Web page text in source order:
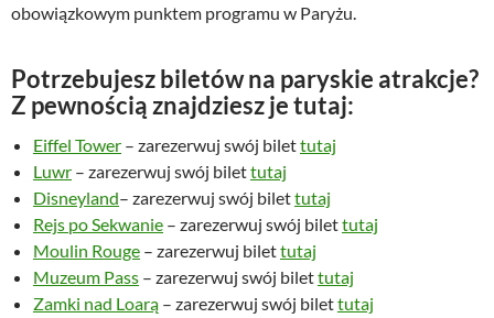
obowiązkowym punktem programu w Paryżu.
Potrzebujesz biletów na paryskie atrakcje?
Z pewnością znajdziesz je tutaj:
Eiffel Tower – zarezerwuj swój bilettutaj
Luwr – zarezerwuj swój bilettutaj
Disneyland– zarezerwuj swój bilettutaj
Rejs po Sekwanie – zarezerwuj swój bilettutaj
Moulin Rouge – zarezerwuj bilettutaj
Muzeum Pass – zarezerwuj swój bilettutaj
Zamki nad Loarą – zarezerwuj swój bilettutaj